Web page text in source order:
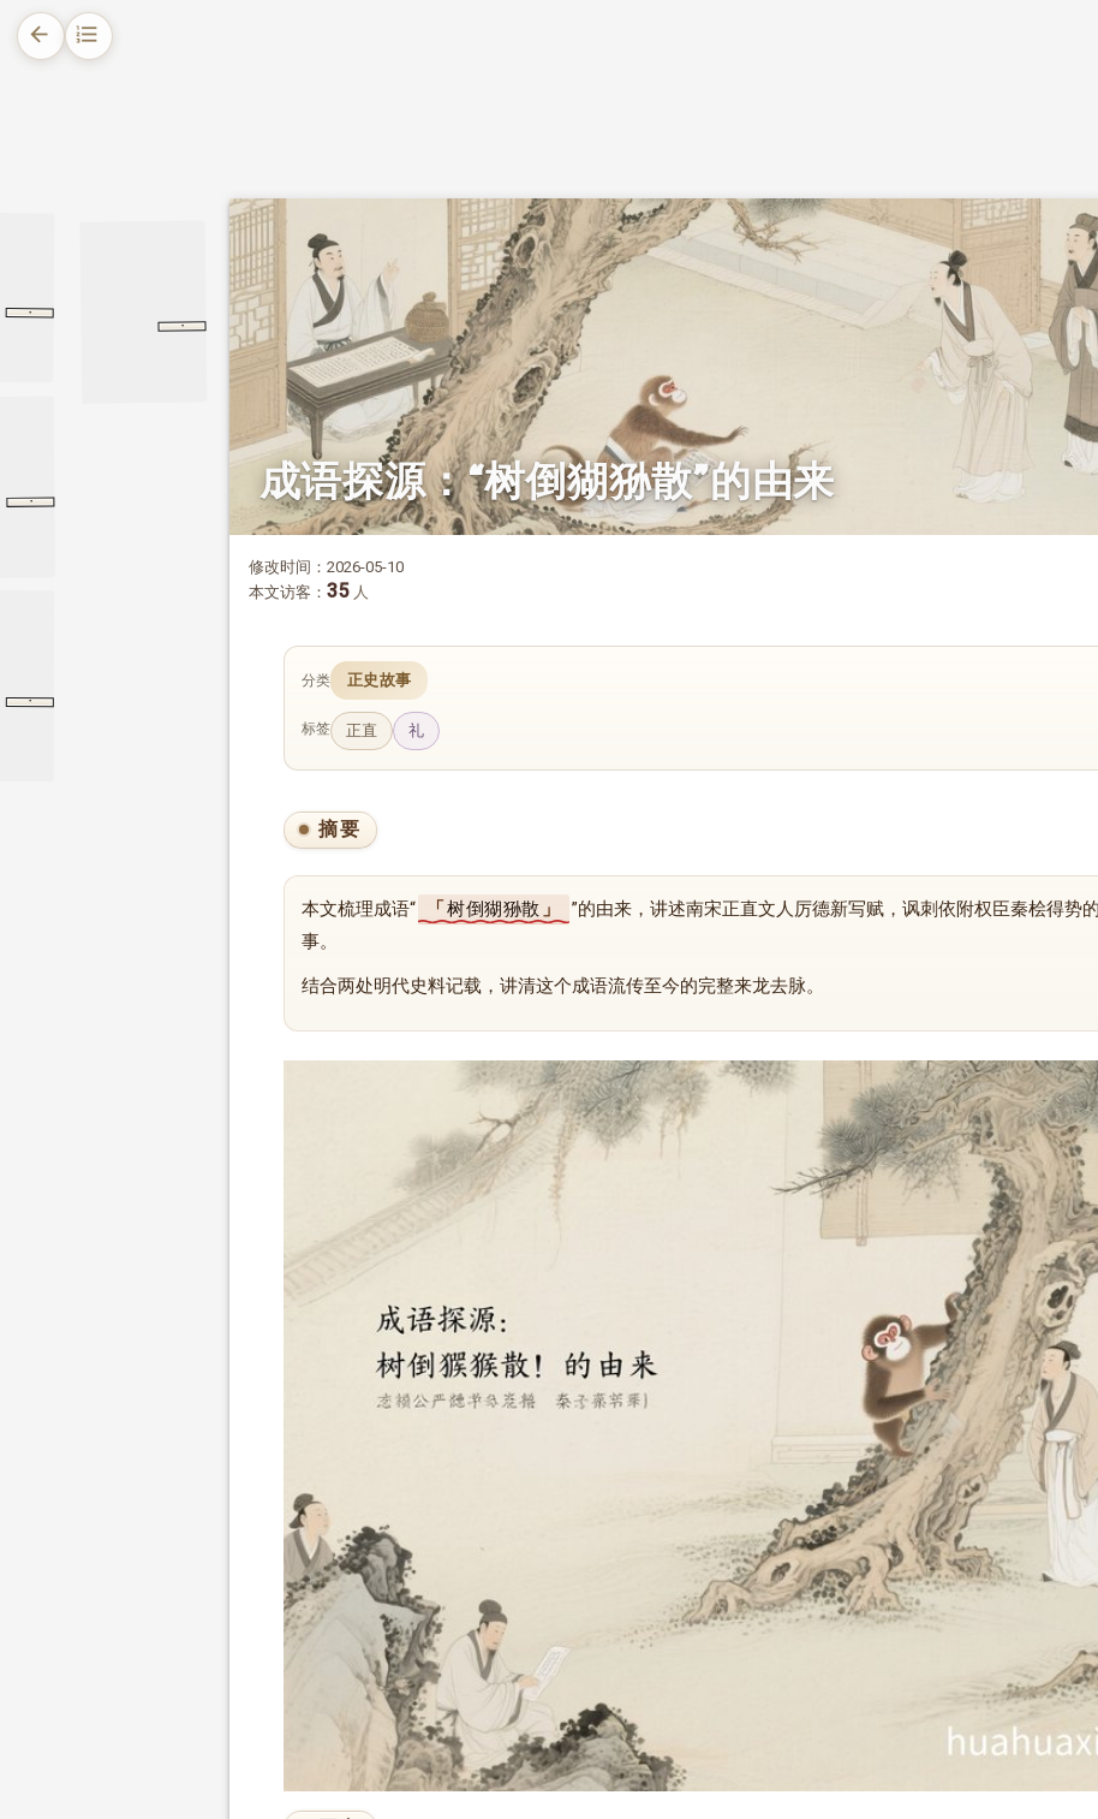
arrow_back format_list_numbered
不肯趋炎附势的大舅子
树倒猢狲散，辛辣刺小人
巧借旧典，讽刺更诛心
事
·
倒猢狲散赋
·
树倒猢狲散赋
文公论阿附
扪虱新话
·
韩文公论阿附
第七十八回
·
第七十八回
成语探源：“树倒猢狲散”的由来
修改时间：2026-05-10
本文访客： 35 人
分类 正史故事
标签 正直 礼
摘要
本文梳理成语“ 树倒猢狲散
”的由来，讲述南宋正直文人厉德新写赋，讽刺依附权臣秦桧得势
事。
结合两处明代史料记载，讲清这个成语流传至今的完整来龙去脉。